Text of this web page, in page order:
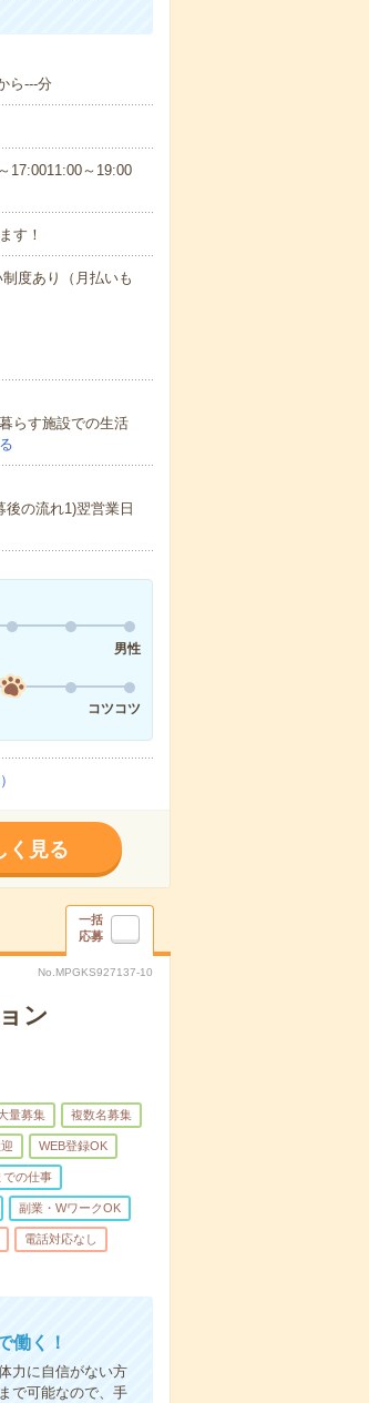
ら---分
17:0011:00～19:00
す！
度あり（月払いも
らす施設での生活
の流れ1)翌営業日
男性
コツコツ
く見る
一括
応募
No.MPGKS927137-10
ン
量募集 複数名募集
WEB登録OK
での仕事
副業・WワークOK
電話対応なし
働く！
力に自信がない方
で可能なので、手